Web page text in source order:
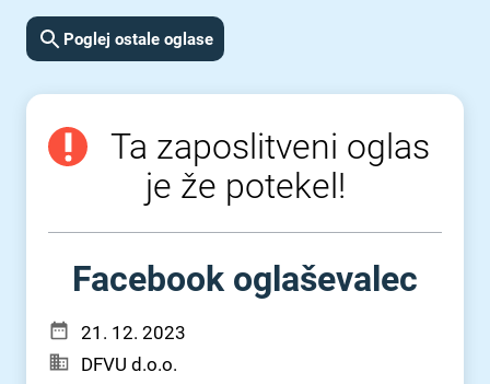
Poglej ostale oglase
Ta zaposlitveni oglas
je že potekel!
Facebook oglaševalec
21. 12. 2023
DFVU d.o.o.